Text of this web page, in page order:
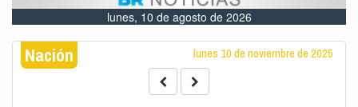
lunes, 10 de agosto de 2026
Nación lunes 10 de noviembre de 2025